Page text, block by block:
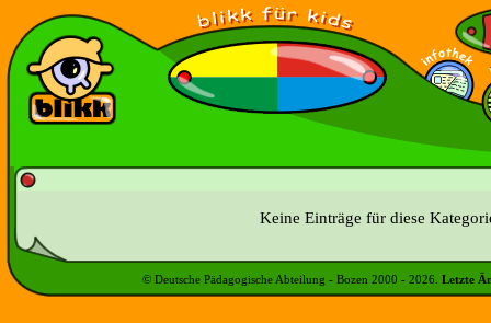
Keine Einträge für diese
© Deutsche Pädagogische Abteilung - Bozen 2000 - 2026 Letzte